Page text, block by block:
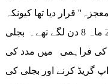
قرار دیا تھا کیونکہ
اس اسٹیشن کی تعمیر میں محض 22 ماہ 8 دن لگے تھے۔ بجلی
بجلی کی فراہمی میں مدد کی
گریڈ کرنے اور بجلی کی